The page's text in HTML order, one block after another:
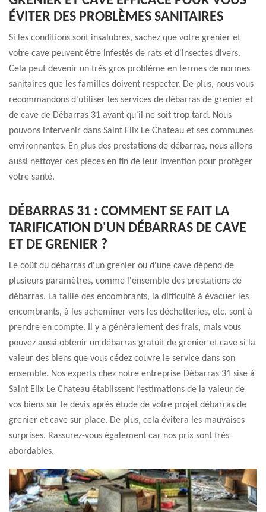
ÉVITER DES PROBLÈMES SANITAIRES
Si les conditions sont insalubres, sachez que votre grenier et
votre cave peuvent être infestés de rats et d'insectes divers.
Cela peut devenir un très gros problème en termes de normes
sanitaires que les familles doivent respecter. De plus, nous vous
recommandons d'utiliser les services de débarras de grenier et
de cave de Débarras 31 avant qu'il ne soit trop tard. Nous
pouvons intervenir dans Saint Elix Le Chateau et ses communes
environnantes. En plus des prestations de débarras, nous allons
aussi nettoyer ces pièces en fin de leur invention pour protéger
votre santé.
DÉBARRAS 31 : COMMENT SE FAIT LA
TARIFICATION D'UN DÉBARRAS DE CAVE
ET DE GRENIER ?
Le coût du débarras d'un grenier ou d'une cave dépend de
plusieurs paramètres, comme l'ensemble des prestations de
débarras. La taille des encombrants, la difficulté à évacuer les
encombrants, à les acheminer vers les déchetteries, etc. sont à
prendre en compte. Il y a généralement des frais, mais vous
pouvez aussi obtenir un débarras gratuit de grenier et cave si la
valeur des biens que vous cédez couvre le service dans son
ensemble. Nos experts chez notre entreprise Débarras 31 sise à
Saint Elix Le Chateau établissent l’estimations de la valeur de
vos biens sur le devis après étude de votre projet débarras de
grenier et cave sur place. De plus, cela évitera les mauvaises
surprises. Rassurez-vous également car nos prix sont très
abordables.